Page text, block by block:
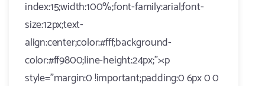
index:15;width:100%;font-family:arial;font-
size:12px;text-
align:center;color:#fff;background-
color:#ff9800;line-height:24px;"><p
style="margin:0 !important;padding:0 6px 0 0